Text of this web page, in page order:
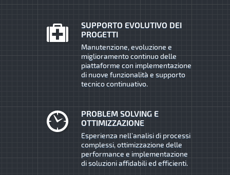
SUPPORTO EVOLUTIVO DEI
PROGETTI
Manutenzione, evoluzione e
miglioramento continuo delle
piattaforme con implementazione
di nuove funzionalità e supporto
tecnico continuativo.
PROBLEM SOLVING E
OTTIMIZZAZIONE
Esperienza nell’analisi di processi
complessi, ottimizzazione delle
performance e implementazione
di soluzioni affidabili ed efficienti.